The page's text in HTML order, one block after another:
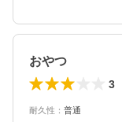
おやつ
3
耐久性 ： 普通